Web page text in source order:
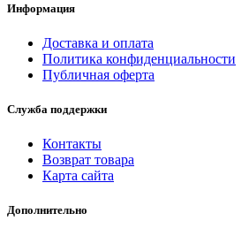
Информация
Доставка и оплата
Политика конфиденциальности
Публичная оферта
Служба поддержки
Контакты
Возврат товара
Карта сайта
Дополнительно